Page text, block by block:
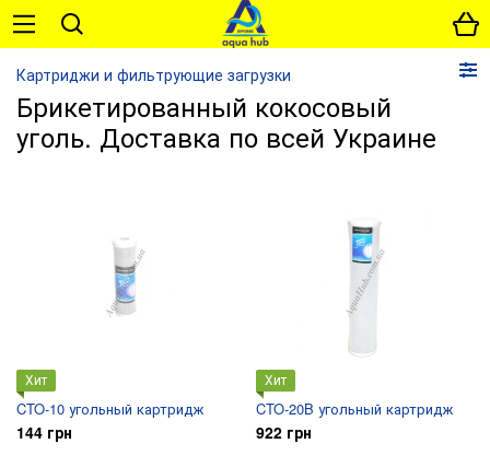
Картриджи и фильтрующие загрузки
Брикетированный кокосовый
уголь. Доставка по всей Украине
Хит
CTO-10 угольный картридж
144 грн
Хит
CTO-20B угольный картридж
922 грн